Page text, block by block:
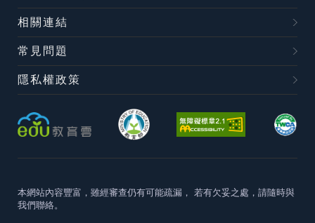
相關連結
常見問題
隱私權政策
本網站內容豐富，雖經審查仍有可能疏漏， 若有欠妥之處，請隨時與
我們聯絡。